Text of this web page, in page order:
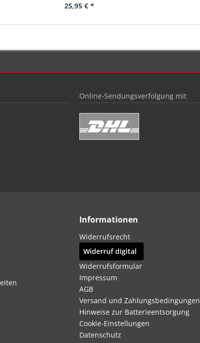
25,95 € *
Online-Sendungsverfolgung mit
Informationen
Widerrufsrecht
Widerruf digital
Widerrufsformular
Impressum
AGB
Versand und Zahlungsbedingungen
Hinweise zur Batterieentsorgung
Cookie-Einstellungen
Datenschutz